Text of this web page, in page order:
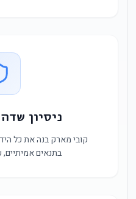
ניסיון שדה של
קובי מארק בנה את כל
בתנאים אמיתיים,